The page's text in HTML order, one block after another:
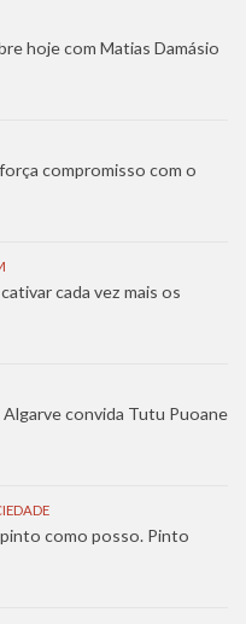
hoje com Matias Damásio
compromisso com o
cada vez mais os
convida Tutu Puoane
pinto como posso. Pinto